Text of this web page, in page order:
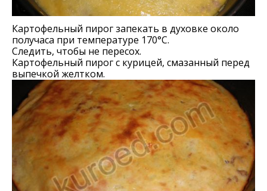
Картофельный пирог запекать в духовке около
получаса при температуре 170°C.
Следить, чтобы не пересох.
Картофельный пирог с курицей, смазанный перед
выпечкой желтком.